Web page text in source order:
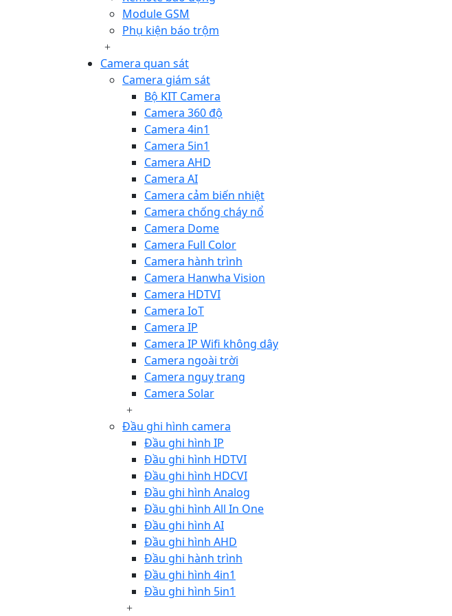
Module GSM
Phụ kiện báo trộm
Camera quan sát
Camera giám sát
Bộ KIT Camera
Camera 360 độ
Camera 4in1
Camera 5in1
Camera AHD
Camera AI
Camera cảm biến nhiệt
Camera chống cháy nổ
Camera Dome
Camera Full Color
Camera hành trình
Camera Hanwha Vision
Camera HDTVI
Camera IoT
Camera IP
Camera IP Wifi không dây
Camera ngoài trời
Camera nguỵ trang
Camera Solar
Đầu ghi hình camera
Đầu ghi hình IP
Đầu ghi hình HDTVI
Đầu ghi hình HDCVI
Đầu ghi hình Analog
Đầu ghi hình All In One
Đầu ghi hình AI
Đầu ghi hình AHD
Đầu ghi hành trình
Đầu ghi hình 4in1
Đầu ghi hình 5in1